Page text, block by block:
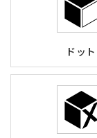
ドット